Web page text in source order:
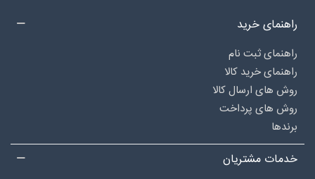
راهنمای خرید
راهنمای ثبت نام
راهنمای خرید کالا
روش های ارسال کالا
روش های پرداخت
برندها
خدمات مشتریان